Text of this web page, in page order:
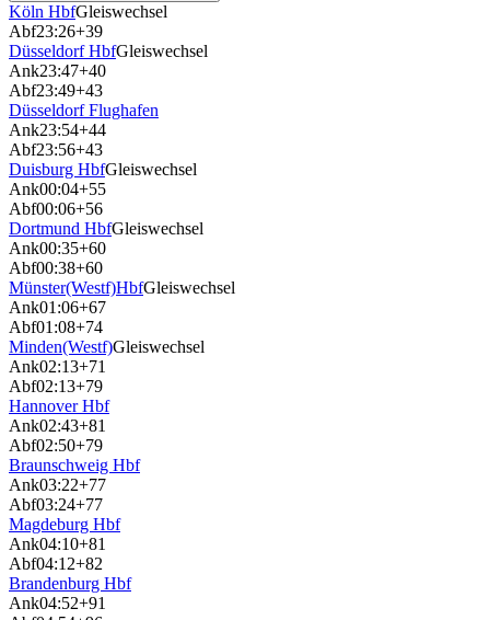
Köln HbfGleiswechsel
Abf23:26+39
Düsseldorf HbfGleiswechsel
Ank23:47+40
Abf23:49+43
Düsseldorf Flughafen
Ank23:54+44
Abf23:56+43
Duisburg HbfGleiswechsel
Ank00:04+55
Abf00:06+56
Dortmund HbfGleiswechsel
Ank00:35+60
Abf00:38+60
Münster(Westf)HbfGleiswechsel
Ank01:06+67
Abf01:08+74
Minden(Westf)Gleiswechsel
Ank02:13+71
Abf02:13+79
Hannover Hbf
Ank02:43+81
Abf02:50+79
Braunschweig Hbf
Ank03:22+77
Abf03:24+77
Magdeburg Hbf
Ank04:10+81
Abf04:12+82
Brandenburg Hbf
Ank04:52+91